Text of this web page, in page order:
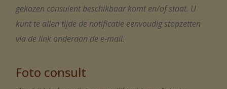
gekozen consulent beschikbaar komt en/of staat. U
kunt te allen tijde de notificatie eenvoudig stopzetten
via de link onderaan de e-mail.
Foto consult